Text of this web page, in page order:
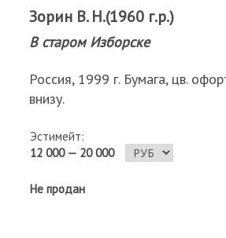
Зорин В. Н.(1960 г.р.)
В старом Изборске
Россия, 1999 г. Бумага, цв.
внизу.
Эстимейт:
12 000 — 20 000
Не продан